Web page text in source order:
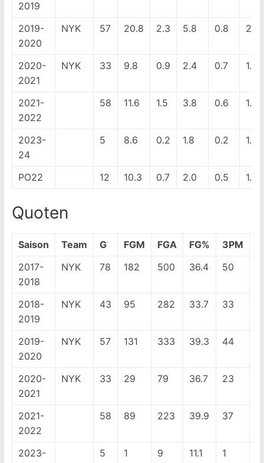
2019
2019-
2020
NYK 57 20.8 2.3 5.8 0.8 2.4
2020-
2021
NYK 33 9.8 0.9 2.4 0.7 1.5
2021-
2022
58 11.6 1.5 3.8 0.6 1.8
2023-
24
5 8.6 0.2 1.8 0.2 1.6
PO22 12 10.3 0.7 2.0 0.5 1.7
Quoten
Saison Team G FGM FGA FG% 3PM
2017-
2018
NYK 78 182 500 36.4 50
2018-
2019
NYK 43 95 282 33.7 33
2019-
2020
NYK 57 131 333 39.3 44
2020-
2021
NYK 33 29 79 36.7 23
2021-
2022
58 89 223 39.9 37
2023-
5 1 9 11.1 1